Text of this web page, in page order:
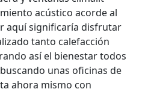
acústico acorde al
aquí significaría disfrutar
tanto calefacción
así el bienestar todos
unas oficinas de
ahora mismo con